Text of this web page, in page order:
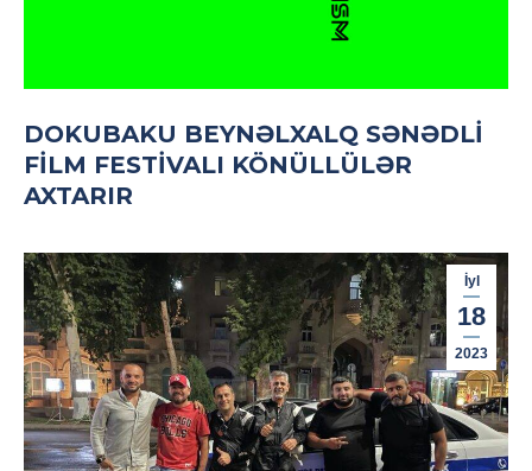
DOKUBAKU BEYNƏLXALQ SƏNƏDLI
FILM FESTIVALI KÖNÜLLÜLƏR
AXTARIR
İyl
18
2023